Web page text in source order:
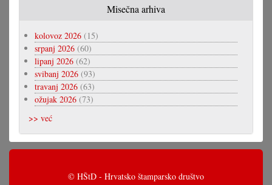
Misečna arhiva
kolovoz 2026 (15)
srpanj 2026 (60)
lipanj 2026 (62)
svibanj 2026 (93)
travanj 2026 (63)
ožujak 2026 (73)
>> već
© HŠtD - Hrvatsko štamparsko društvo